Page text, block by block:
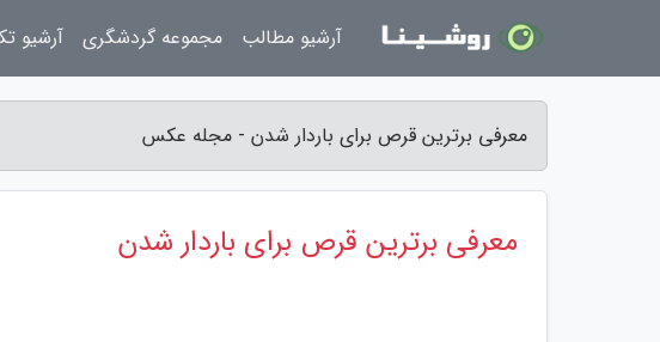
معرفی برترین قرص برای باردار شدن - مجله عکس
معرفی برترین قرص برای باردار شدن
آرشیو مطالب مجموعه گردشگری آرشیو